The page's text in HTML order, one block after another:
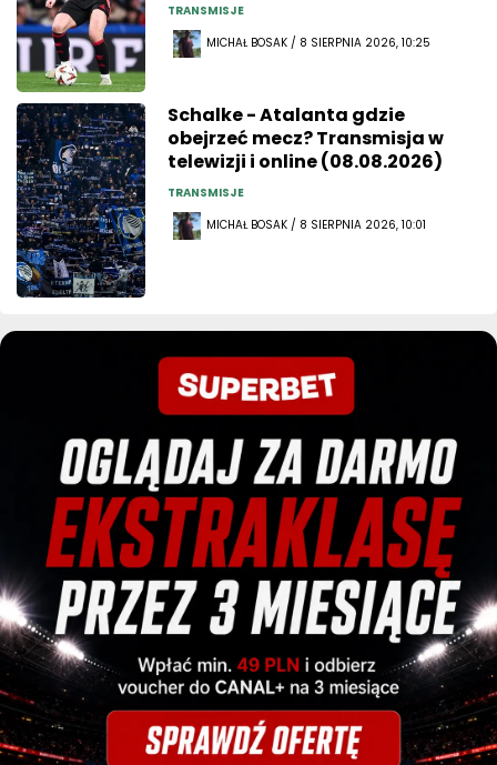
TRANSMISJE
MICHAŁ BOSAK / 8 SIERPNIA 2026, 10:25
Schalke - Atalanta gdzie
obejrzeć mecz? Transmisja w
telewizji i online (08.08.2026)
TRANSMISJE
MICHAŁ BOSAK / 8 SIERPNIA 2026, 10:01